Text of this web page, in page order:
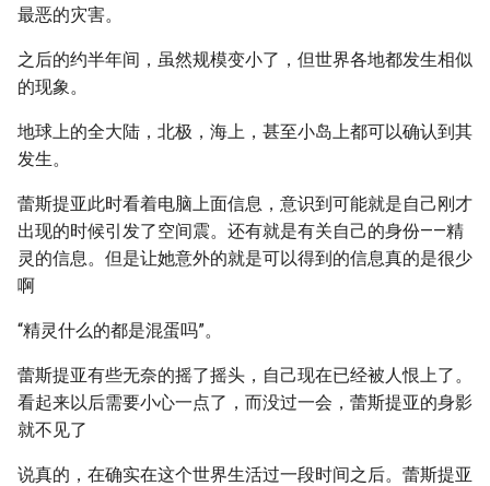
最恶的灾害。
之后的约半年间，虽然规模变小了，但世界各地都发生相似
的现象。
地球上的全大陆，北极，海上，甚至小岛上都可以确认到其
发生。
蕾斯提亚此时看着电脑上面信息，意识到可能就是自己刚才
出现的时候引发了空间震。还有就是有关自己的身份——精
灵的信息。但是让她意外的就是可以得到的信息真的是很少
啊
“精灵什么的都是混蛋吗”。
蕾斯提亚有些无奈的摇了摇头，自己现在已经被人恨上了。
看起来以后需要小心一点了，而没过一会，蕾斯提亚的身影
就不见了
说真的，在确实在这个世界生活过一段时间之后。蕾斯提亚